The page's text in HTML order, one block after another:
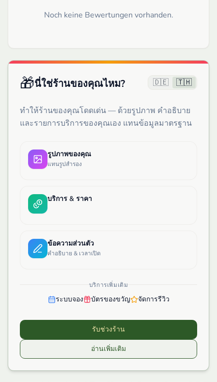
Noch keine Bewertungen vorhanden.
🎁นี่ใช่ร้านของคุณไหม? 🇩🇪 🇹🇭
ทำให้ร้านของคุณโดดเด่น — ด้วยรูปภาพ คำอธิบาย
และรายการบริการของคุณเอง แทนข้อมูลมาตรฐาน
รูปภาพของคุณ
แทนรูปสำรอง
บริการ & ราคา
ข้อความส่วนตัว
คำอธิบาย & เวลาเปิด
บริการเพิ่มเติม
ระบบจอง บัตรของขวัญ จัดการรีวิว
รับช่วงร้าน
อ่านเพิ่มเติม